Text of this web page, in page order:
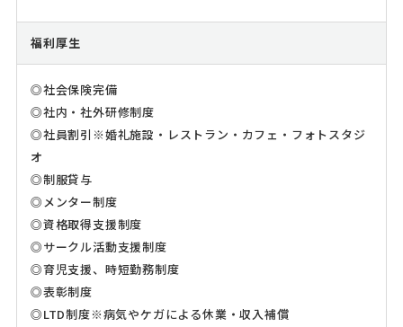
福利厚生
◎社会保険完備
◎社内・社外研修制度
◎社員割引※婚礼施設・レストラン・カフェ・フォトスタジ
オ
◎制服貸与
◎メンター制度
◎資格取得支援制度
◎サークル活動支援制度
◎育児支援、時短勤務制度
◎表彰制度
◎LTD制度※病気やケガによる休業・収入補償